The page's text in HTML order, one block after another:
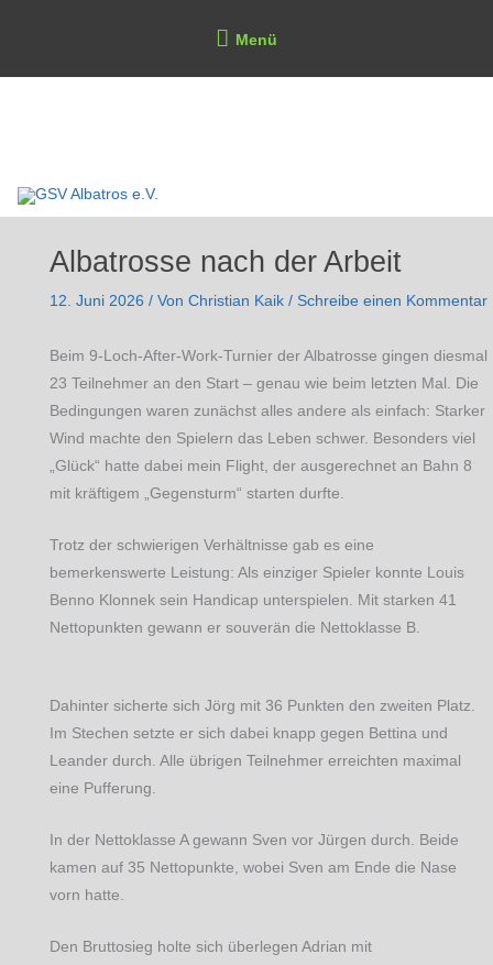
Menü
Albatrosse nach der Arbeit
12. Juni 2026 / Von Christian Kaik / Schreibe einen Kommentar
Beim 9-Loch-After-Work-Turnier der Albatrosse gingen diesmal
23 Teilnehmer an den Start – genau wie beim letzten Mal. Die
Bedingungen waren zunächst alles andere als einfach: Starker
Wind machte den Spielern das Leben schwer. Besonders viel
„Glück“ hatte dabei mein Flight, der ausgerechnet an Bahn 8
mit kräftigem „Gegensturm“ starten durfte.
Trotz der schwierigen Verhältnisse gab es eine
bemerkenswerte Leistung: Als einziger Spieler konnte Louis
Benno Klonnek sein Handicap unterspielen. Mit starken 41
Nettopunkten gewann er souverän die Nettoklasse B.
Dahinter sicherte sich Jörg mit 36 Punkten den zweiten Platz.
Im Stechen setzte er sich dabei knapp gegen Bettina und
Leander durch. Alle übrigen Teilnehmer erreichten maximal
eine Pufferung.
In der Nettoklasse A gewann Sven vor Jürgen durch. Beide
kamen auf 35 Nettopunkte, wobei Sven am Ende die Nase
vorn hatte.
Den Bruttosieg holte sich überlegen Adrian mit